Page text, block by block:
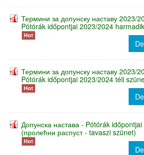
Термини за допунску наставу 2023/
Pótórák időpontjai 2023/2024
Hot
Термини за допунску наставу 2023/
Pótórák időpontjai 2023/2024 téli
Hot
Допунска настава - Pótórák
(пролећни распуст - tavaszi szünet)
Hot